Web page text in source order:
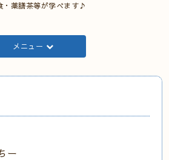
・薬膳茶等が学べます♪
メニュー
ー